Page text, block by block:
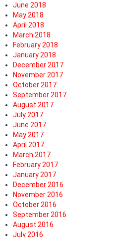
June 2018
May 2018
April 2018
March 2018
February 2018
January 2018
December 2017
November 2017
October 2017
September 2017
August 2017
July 2017
June 2017
May 2017
April 2017
March 2017
February 2017
January 2017
December 2016
November 2016
October 2016
September 2016
August 2016
July 2016